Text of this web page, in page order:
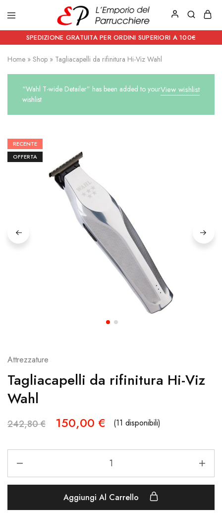
Emporio
del
Parrucchiere
Prodotti
estetici
e
Articoli
per
SPEDIZIONE GRATUITA PER ORDINI SUPERIORI A 100€
Home » Shop » Tagliacapelli da rifinitura Hi-Viz Wahl
View wishlist
“Wahl T-wide Detailer” has been added to your
wishlist
RECENTE
OFFERTA
Attrezzature
Tagliacapelli da rifinitura Hi-Viz
Wahl
242,80€ 150,00 € (11 disponibili)
Aggiungi Al Carrello